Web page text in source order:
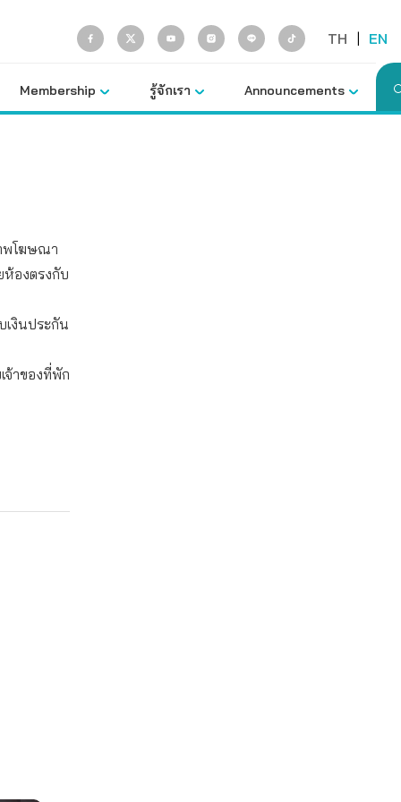
TH | EN
Membership รู้จักเรา Announcements
พโฆษณา
องตรงกับ
งินประกัน
จ้าของที่พัก